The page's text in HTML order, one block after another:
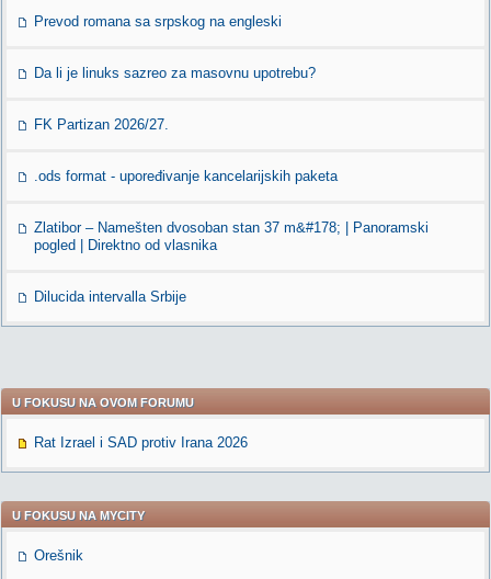
Prevod romana sa srpskog na engleski
Da li je linuks sazreo za masovnu upotrebu?
FK Partizan 2026/27.
.ods format - upoređivanje kancelarijskih paketa
Zlatibor – Namešten dvosoban stan 37 m&#178; | Panoramski
pogled | Direktno od vlasnika
Dilucida intervalla Srbije
U FOKUSU NA OVOM FORUMU
Rat Izrael i SAD protiv Irana 2026
U FOKUSU NA MYCITY
Orešnik